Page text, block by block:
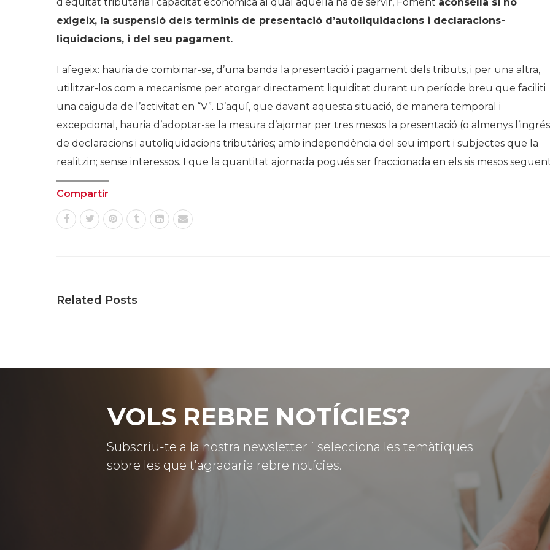
exigeix, la suspensió dels terminis de presentació d’autoliquidacions i declaracions-
liquidacions, i del seu pagament.
I afegeix: hauria de combinar-se, d’una banda la presentació i pagament dels tributs, i per una altra,
utilitzar-los com a mecanisme per atorgar directament liquiditat durant un període breu que faciliti
una caiguda de l’activitat en “V”. D’aquí, que davant aquesta situació, de manera temporal i
excepcional, hauria d’adoptar-se la mesura d’ajornar per tres mesos la presentació (o almenys
de declaracions i autoliquidacions tributàries; amb independència del seu import i subjectes que la
realitzin; sense interessos. I que la quantitat ajornada pogués ser fraccionada en els sis mesos
Compartir
Related Posts
VOLS REBRE NOTÍCIES?
Subscriu-te a la nostra newsletter i selecciona les temàtiques
sobre les que t’agradaria rebre notícies.